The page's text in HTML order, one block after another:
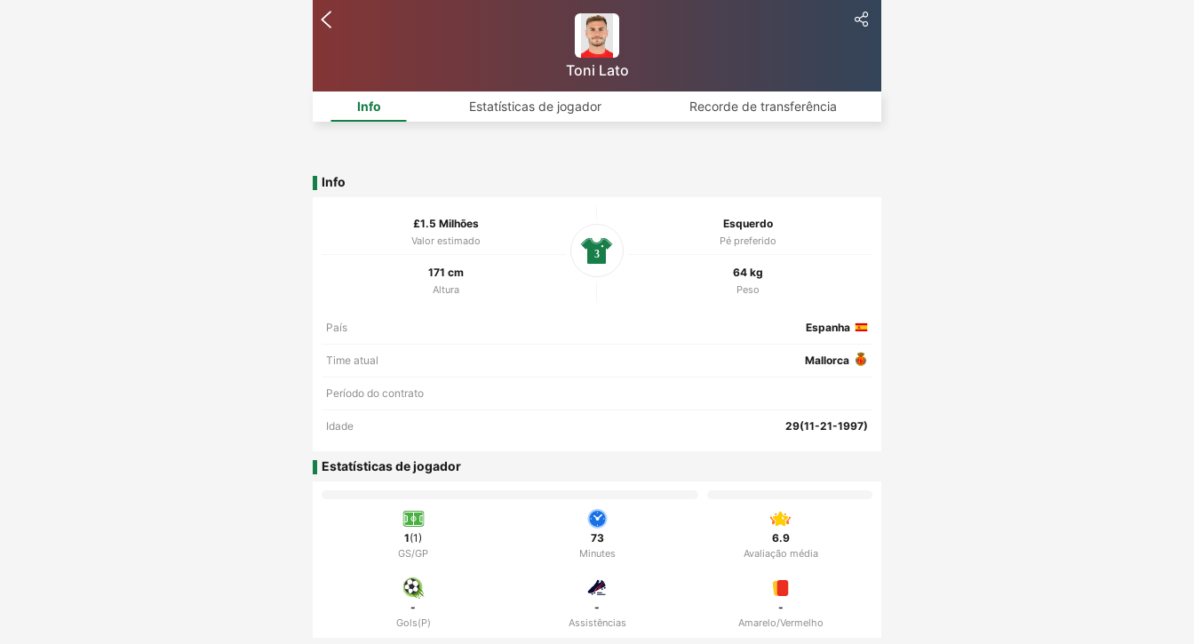
Toni Lato
Info Estatísticas de jogador Recorde de transferência
Info
£1.5 Milhões
Valor estimado
Esquerdo
Pé preferido
171 cm
Altura
64 kg
Peso
3
País Espanha
Time atual Mallorca
Período do contrato
Idade 29(11-21-1997)
Estatísticas de jogador
1(1)
GS/GP
73
Minutes
6.9
Avaliação média
-
Gols(P)
-
Assistências
-
Amarelo/Vermelho